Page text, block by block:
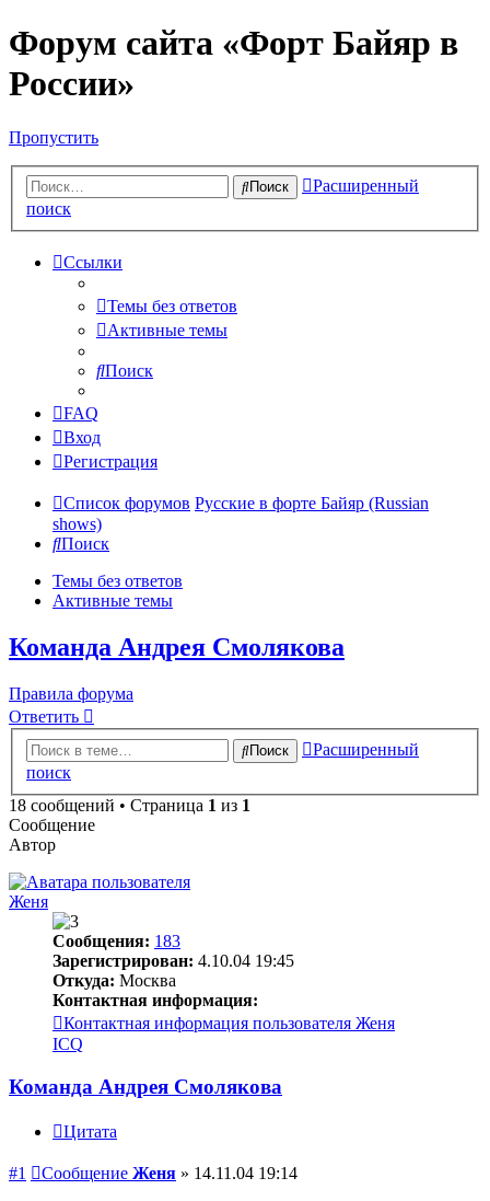
Форум сайта «Форт Байяр в
России»
Пропустить
Поиск
Расширенный
поиск
Ссылки
Темы без ответов
Активные темы
Поиск
FAQ
Вход
Регистрация
Список форумов Русские в форте Байяр (Russian
shows)
Поиск
Темы без ответов
Активные темы
Команда Андрея Смолякова
Правила форума
Ответить
Поиск
Расширенный
поиск
18 сообщений • Страница 1 из 1
Сообщение
Автор
Женя
Сообщения: 183
Зарегистрирован: 4.10.04 19:45
Откуда: Москва
Контактная информация:
Контактная информация пользователя Женя
ICQ
Команда Андрея Смолякова
Цитата
#1 Сообщение Женя » 14.11.04 19:14